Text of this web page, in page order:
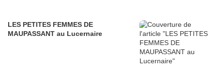
LES PETITES FEMMES DE
MAUPASSANT au Lucernaire